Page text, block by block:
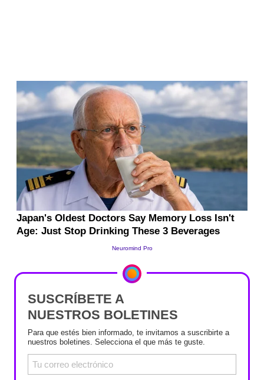
SUSCRÍBETE A
NUESTROS BOLETINES
Para que estés bien informado, te invitamos a suscribirte a
nuestros boletines. Selecciona el que más te guste.